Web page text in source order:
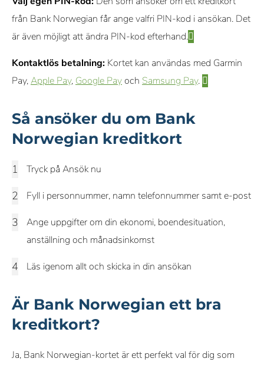
från Bank Norwegian får ange valfri PIN-kod i ansökan. Det
är även möjligt att ändra PIN-kod efterhand.
Kontaktlös betalning: Kortet kan användas med Garmin
Pay,Apple Pay, Google Payoch Samsung Pay.
Så ansöker du om Bank
Norwegian kreditkort
Tryck på Ansök nu
Fyll i personnummer, namn telefonnummer samt e-post
Ange uppgifter om din ekonomi, boendesituation,
anställning och månadsinkomst
Läs igenom allt och skicka in din ansökan
Är Bank Norwegian ett bra
kreditkort?
Ja, Bank Norwegian-kortet är ett perfekt val för dig som